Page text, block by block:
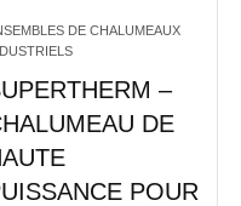
DE CHALUMEAUX
–
DE
POUR